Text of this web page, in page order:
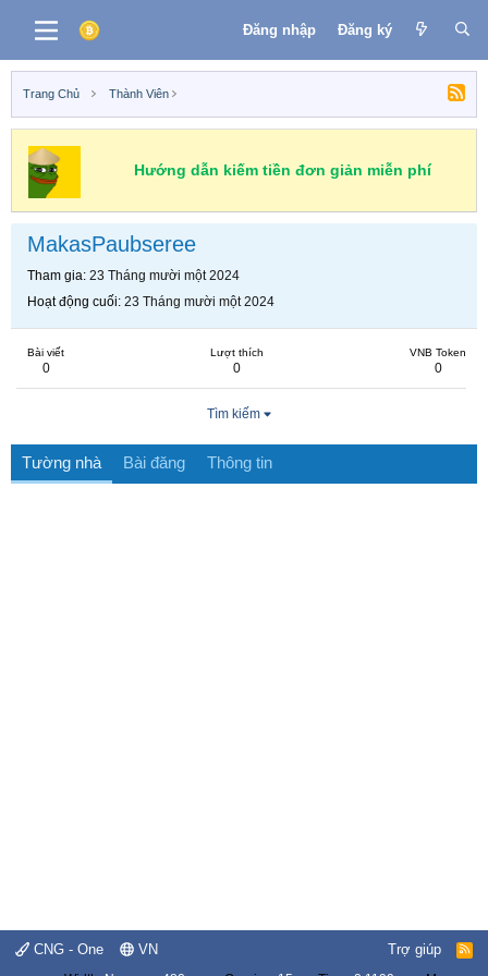
Đăng nhập Đăng ký
Trang Chủ Thành Viên
Hướng dẫn kiếm tiền đơn giản miễn phí
MakasPaubseree
Tham gia 23 Tháng mười một 2024
Hoạt động cuối 23 Tháng mười một 2024
Bài viết
0
Lượt thích
0
VNB Token
0
Tìm kiếm
Tường nhà Bài đăng Thông tin
CNG - One VN Trợ giúp
R